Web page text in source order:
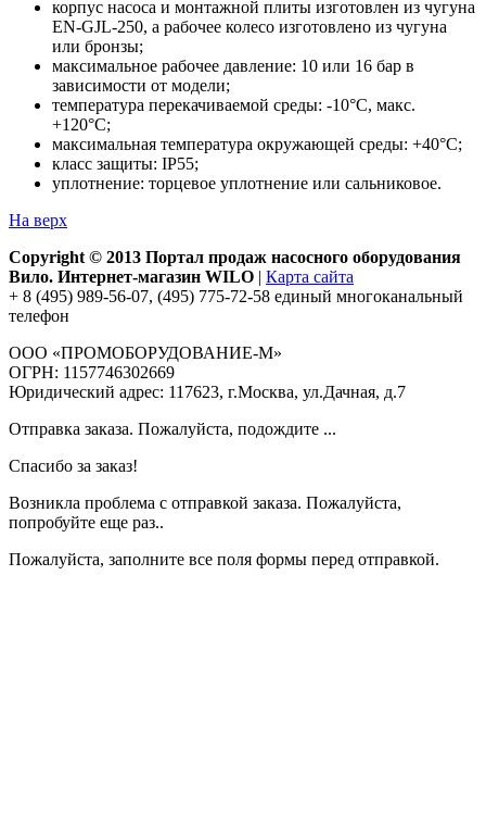
корпус насоса и монтажной плиты изготовлен из чугуна
EN-GJL-250, а рабочее колесо изготовлено из чугуна
или бронзы;
максимальное рабочее давление: 10 или 16 бар в
зависимости от модели;
температура перекачиваемой среды: -10°С, макс.
+120°С;
максимальная температура окружающей среды: +40°С;
класс защиты: IP55;
уплотнение: торцевое уплотнение или сальниковое.
На верх
Copyright © 2013 Портал продаж насосного оборудования
Вило. Интернет-магазин WILO | Карта сайта
+ 8 (495) 989-56-07, (495) 775-72-58 единый многоканальный
телефон
ООО «ПРОМОБОРУДОВАНИЕ-М»
ОГРН: 1157746302669
Юридический адрес: 117623, г.Москва, ул.Дачная, д.7
Отправка заказа. Пожалуйста, подождите ...
Спасибо за заказ!
Возникла проблема с отправкой заказа. Пожалуйста,
попробуйте еще раз..
Пожалуйста, заполните все поля формы перед отправкой.